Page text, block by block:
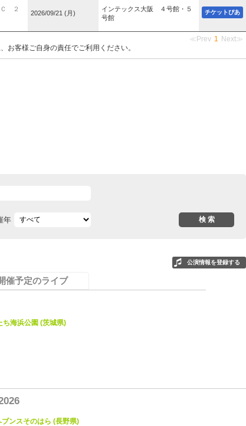
Ｃ ２
2026/09/21 (月)
インテックス大阪 ４号館・５
号館
チケットぴあ
≪Prev 1 Next≫
客様ご自身の責任でご利用ください。
年
公演情報を登録する
催予定のライブ
ち海浜公園 (茨城県)
ンスそのはら (長野県)